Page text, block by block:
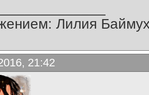
Лилия
21:42